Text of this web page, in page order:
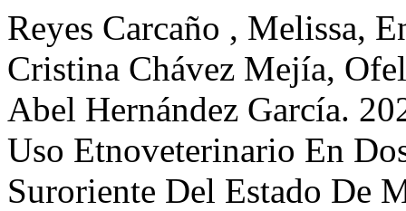
Reyes Carcaño , Melissa,
Cristina Chávez Mejía,
Abel Hernández García.
Uso Etnoveterinario En
Suroriente Del Estado De